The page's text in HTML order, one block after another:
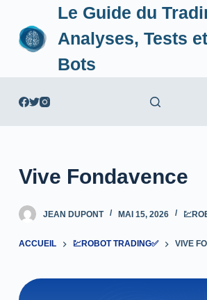
a
Le Guide du
Analyses, Tests
Bots
Vive Fondavence
JEAN DUPONT MAI 15, 2026
ACCUEIL 💹ROBOT TRADING✅ VIVE